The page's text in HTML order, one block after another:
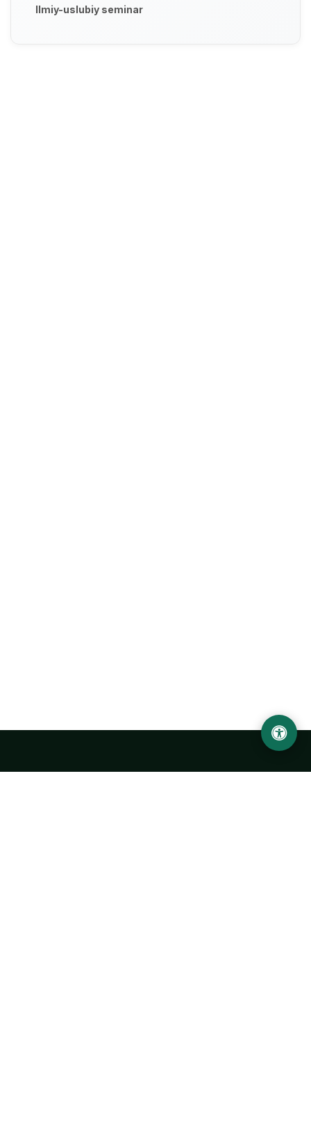
Ilmiy-uslubiy seminar